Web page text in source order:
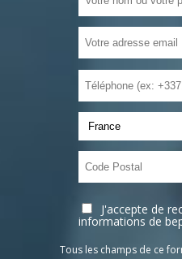
J'accepte de
informations de
Tous les champs de ce